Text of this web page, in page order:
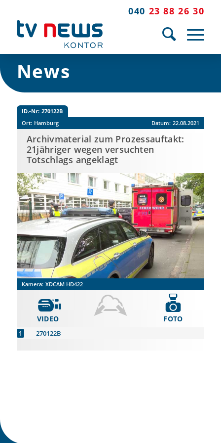
040 23 88 26 30
News
ID.-Nr: 270122B
Ort: Hamburg Datum: 22.08.2021
Archivmaterial zum Prozessauftakt:
21jähriger wegen versuchten
Totschlags angeklagt
Kamera: XDCAM HD422
VIDEO
270122B
FOTO